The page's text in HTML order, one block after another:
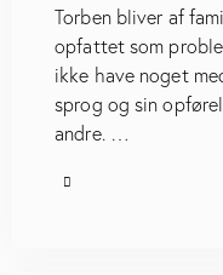
Torben bliver af
opfattet som
ikke have noget
sprog og sin
andre. …